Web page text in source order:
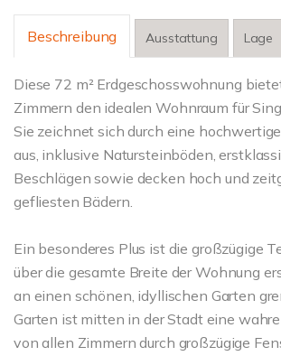
Beschreibung Ausstattung Lage
Diese 72 m² Erdgeschosswohnung
Zimmern den idealen Wohnraum für
Sie zeichnet sich durch eine
aus, inklusive Natursteinböden,
Beschlägen sowie decken hoch und
gefliesten Bädern.
Ein besonderes Plus ist die großzügige
über die gesamte Breite der Wohnung
an einen schönen, idyllischen Garten
Garten ist mitten in der Stadt eine
von allen Zimmern durch großzügige